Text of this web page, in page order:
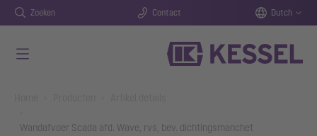
Zoeken Contact Dutch
Wandafvoer Scada afd. Wave, rvs, bev. dichtingsmanchet